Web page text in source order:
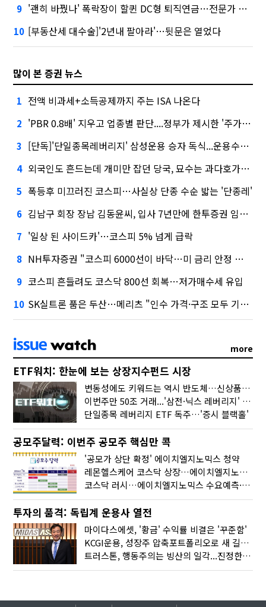
9 '괜히 바꿨나' 폭락장이 할퀸 DC형 퇴직연금…전문가 조언은
10 [부동산세 대수술]'2년내 팔아라'…뒷문은 열었다
많이 본 증권 뉴스
1 전액 비과세+소득공제까지 주는 ISA 나온다
2 'PBR 0.8배' 지우고 업종별 판단....정부가 제시한 '주가 누르기' 방지법
3 [단독]'단일종목레버리지' 삼성운용 승자 독식...운용수익 미래에셋의 6배
4 외국인도 흔드는데 개미만 잡던 당국, 묘수는 과다호가부담금?
5 폭등후 미끄러진 코스피…사실상 단종 수순 밟는 '단종레'
6 김남구 회장 장남 김동윤씨, 입사 7년만에 한투증권 임원 승진
7 '일상 된 사이드카'…코스피 5% 넘게 급락
8 NH투자증권 "코스피 6000선이 바닥…미 금리 안정 후 추가 회복"
9 코스피 흔들려도 코스닥 800선 회복…저가매수세 유입
10 SK실트론 품은 두산…메리츠 "인수 가격·구조 모두 기대 이상"
more
ETF워치: 한눈에 보는 상장지수펀드 시장
변동성에도 키워드는 역시 반도체…신상품은 우주·방산
이번주만 50조 거래...'삼전·닉스 레버리지' 수익률은 -30%
단일종목 레버리지 ETF 독주…'증시 블랙홀'
공모주달력: 이번주 공모주 핵심만 콕
'공모가 상단 확정' 에이치엘지노믹스 청약
레몬헬스케어 코스닥 상장…에이치엘지노믹스 수요예측
코스닥 러시…에이치엘지노믹스 수요예측·레메디 청약
투자의 품격: 독립계 운용사 열전
마이다스에셋, '황금' 수익률 비결은 '꾸준함'
KCGI운용, 성장주 압축포트폴리오로 새 길을 그리다
트러스톤, 행동주의는 빙산의 일각...진정한 힘은 '주식형 강자'